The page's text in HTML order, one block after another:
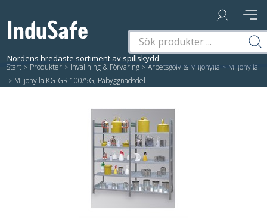
Start / Produkter / Invallning & Förvaring / Arbetsgolv & Miljöhylla / Miljöhylla
/ Miljöhylla KG-GR 100/5G, Påbyggnadsdel